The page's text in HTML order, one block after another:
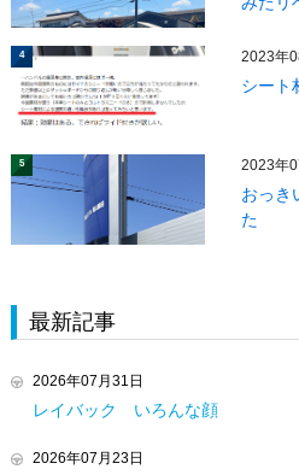
4 2023年
シート
5 2023年
おっき
た
最新記事
2026年07月31日
レイバック いろんな顔
2026年07月23日